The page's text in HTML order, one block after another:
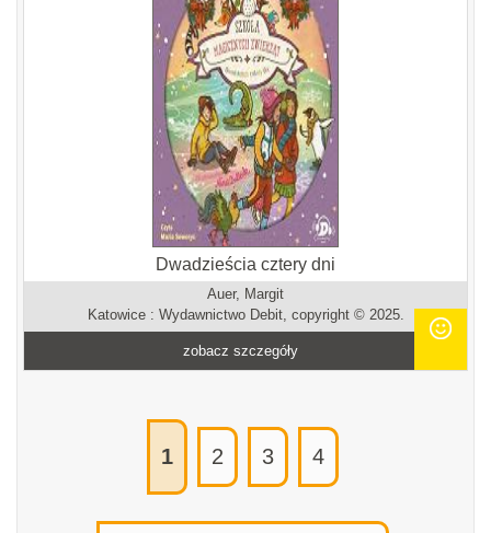
Dwadzieścia cztery dni
Auer, Margit
Katowice : Wydawnictwo Debit, copyright © 2025.
zobacz szczegóły
1 2 3 4